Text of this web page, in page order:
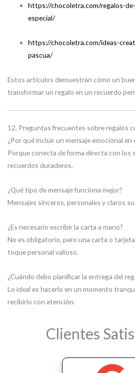
https://chocoletra.com/regalos-
especial/
https://chocoletra.com/ideas-
pascua/
Estos artículos demuestran cómo un
transformar un regalo en un recuerdo
12. Preguntas frecuentes sobre regalos
¿Por qué incluir un mensaje emocional en
Porque conecta de forma directa con los
recuerdos duraderos.
¿Qué tipo de mensaje funciona mejor?
Mensajes sinceros, personales y claros
¿Es necesario escribir la carta a mano?
No es obligatorio, pero una carta o
toque personal valioso.
¿Cuándo debo planificar la entrega del
Lo ideal es hacerlo en un momento
recibirlo con atención.
Clientes